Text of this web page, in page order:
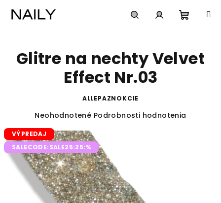
košík
Glitre na nechty Velvet
Effect Nr.03
ALLEPAZNOKCIE
Priemerné
produktu
je
0,0
z
5
hviezdičiek.
Neohodnotené Podrobnosti hodnotenia
VÝPREDAJ
SALECODE:SALE25:25:%